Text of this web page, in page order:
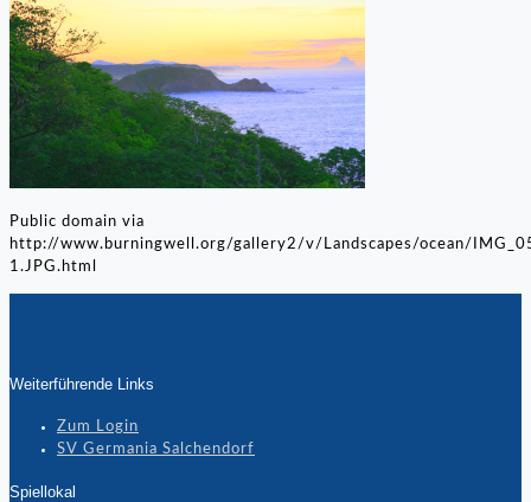
Public domain via
http://www.burningwell.org/gallery2/v/Landscapes/ocean/
1.JPG.html
Weiterführende Links
Zum Login
SV Germania Salchendorf
Spiellokal